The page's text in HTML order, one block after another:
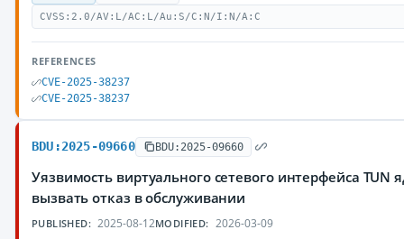
CVSS:2.0/AV:L/AC:L/Au:S/C:N/I:N/A:C
REFERENCES
CVE-2025-38237
CVE-2025-38237
BDU:2025-09660 BDU:2025-09660
Уязвимость виртуального сетевого интерфейса
вызвать отказ в обслуживании
PUBLISHED: 2025-08-12MODIFIED: 2026-03-09